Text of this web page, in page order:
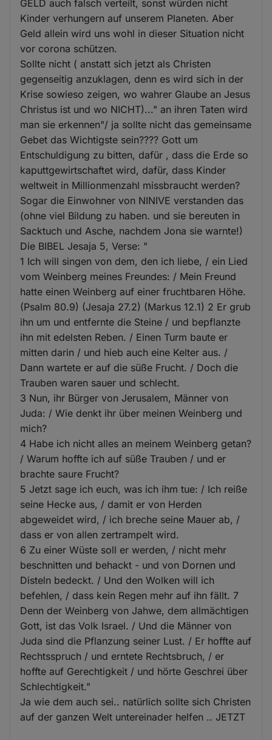
GELD auch falsch verteilt, sonst würden nicht
Kinder verhungern auf unserem Planeten. Aber
Geld allein wird uns wohl in dieser Situation nicht
vor corona schützen.
Sollte nicht ( anstatt sich jetzt als Christen
gegenseitig anzuklagen, denn es wird sich in der
Krise sowieso zeigen, wo wahrer Glaube an Jesus
Christus ist und wo NICHT)..." an ihren Taten wird
man sie erkennen"/ ja sollte nicht das gemeinsame
Gebet das Wichtigste sein???? Gott um
Entschuldigung zu bitten, dafür , dass die Erde so
kaputtgewirtschaftet wird, dafür, dass Kinder
weltweit in Millionmenzahl missbraucht werden?
Sogar die Einwohner von NINIVE verstanden das
(ohne viel Bildung zu haben. und sie bereuten in
Sacktuch und Asche, nachdem Jona sie warnte!)
Die BIBEL Jesaja 5, Verse: "
1 Ich will singen von dem, den ich liebe, / ein Lied
vom Weinberg meines Freundes: / Mein Freund
hatte einen Weinberg auf einer fruchtbaren Höhe.
(Psalm 80.9) (Jesaja 27.2) (Markus 12.1) 2 Er grub
ihn um und entfernte die Steine / und bepflanzte
ihn mit edelsten Reben. / Einen Turm baute er
mitten darin / und hieb auch eine Kelter aus. /
Dann wartete er auf die süße Frucht. / Doch die
Trauben waren sauer und schlecht.
3 Nun, ihr Bürger von Jerusalem, Männer von
Juda: / Wie denkt ihr über meinen Weinberg und
mich?
4 Habe ich nicht alles an meinem Weinberg getan?
/ Warum hoffte ich auf süße Trauben / und er
brachte saure Frucht?
5 Jetzt sage ich euch, was ich ihm tue: / Ich reiße
seine Hecke aus, / damit er von Herden
abgeweidet wird, / ich breche seine Mauer ab, /
dass er von allen zertrampelt wird.
6 Zu einer Wüste soll er werden, / nicht mehr
beschnitten und behackt - und von Dornen und
Disteln bedeckt. / Und den Wolken will ich
befehlen, / dass kein Regen mehr auf ihn fällt. 7
Denn der Weinberg von Jahwe, dem allmächtigen
Gott, ist das Volk Israel. / Und die Männer von
Juda sind die Pflanzung seiner Lust. / Er hoffte auf
Rechtsspruch / und erntete Rechtsbruch, / er
hoffte auf Gerechtigkeit / und hörte Geschrei über
Schlechtigkeit."
Ja wie dem auch sei.. natürlich sollte sich Christen
auf der ganzen Welt untereinader helfen .. JETZT